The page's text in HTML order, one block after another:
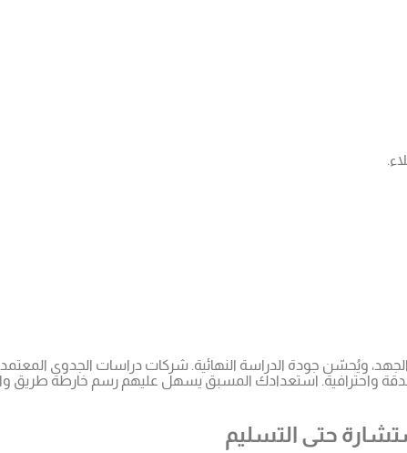
ويُحسّن جودة الدراسة النهائية. شركات دراسات الجدوى
واحترافية. استعدادك المسبق يسهل عليهم رسم خارطة طريق
حتى التسليم